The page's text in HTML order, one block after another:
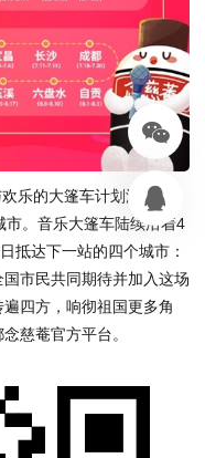
乐的大篷车计划沿着4条
。音乐大篷车陆续沿着4
抵达下一站的四个城市：
市民共同期待并加入这场
四方，响彻祖国更多角
慈菴官方平台。